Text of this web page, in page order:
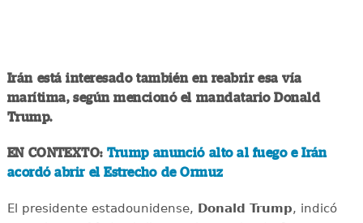
Irán está interesado también en reabrir esa vía
marítima, según mencionó el mandatario Donald
Trump.
EN CONTEXTO: Trump anunció alto al fuego e Irán
acordó abrir el Estrecho de Ormuz
El presidente estadounidense, Donald Trump, indicó